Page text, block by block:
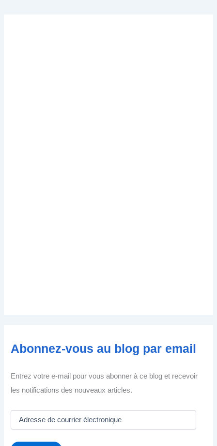
Abonnez-vous au blog par email
Entrez votre e-mail pour vous abonner à ce blog et recevoir
les notifications des nouveaux articles.
e